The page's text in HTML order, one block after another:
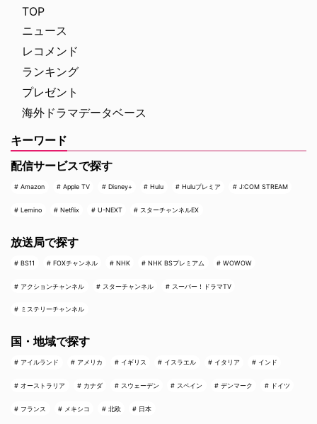
TOP
ニュース
レコメンド
ランキング
プレゼント
海外ドラマデータベース
キーワード
配信サービスで探す
Amazon Apple TV Disney+ Hulu Huluプレミア J:COM STREAM
Lemino Netflix U-NEXT スターチャンネルEX
放送局で探す
BS11 FOXチャンネル NHK NHK BSプレミアム WOWOW
アクションチャンネル スターチャンネル スーパー！ドラマTV
ミステリーチャンネル
国・地域で探す
アイルランド アメリカ イギリス イスラエル イタリア インド
オーストラリア カナダ スウェーデン スペイン デンマーク ドイツ
フランス メキシコ 北欧 日本